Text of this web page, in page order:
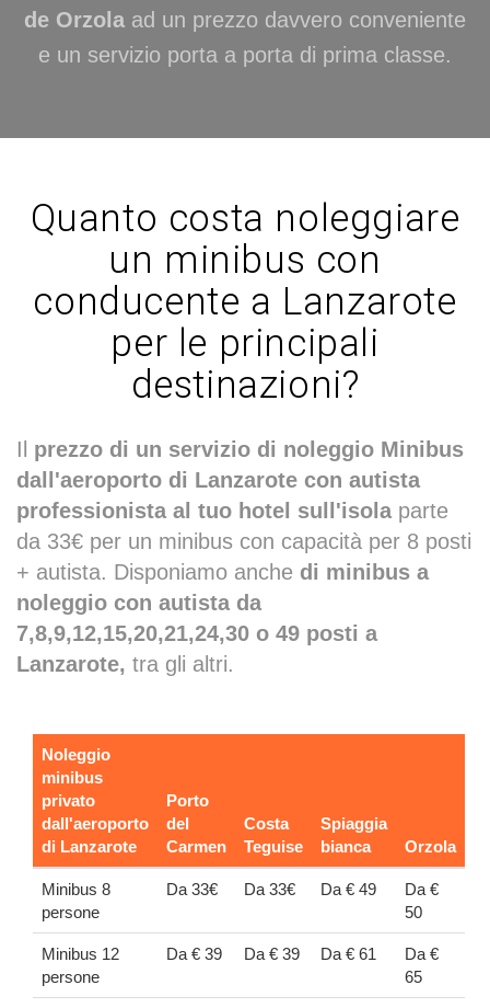
de Orzola ad un prezzo davvero conveniente
e un servizio porta a porta di prima classe.
Quanto costa noleggiare
un minibus con
conducente a Lanzarote
per le principali
destinazioni?
Il prezzo di un servizio di noleggio Minibus
dall'aeroporto di Lanzarote con autista
professionista al tuo hotel sull'isola parte
da 33€ per un minibus con capacità per 8 posti
+ autista. Disponiamo anche di minibus a
noleggio con autista da
7,8,9,12,15,20,21,24,30 o 49 posti a
Lanzarote, tra gli altri.
Noleggio
minibus
privato
dall'aeroporto
di Lanzarote
Porto
del
Carmen
Costa
Teguise
Spiaggia
bianca
Orzola
Minibus 8
persone
Da 33€ Da 33€ Da € 49
Da €
50
Minibus 12
persone
Da € 39 Da € 39 Da € 61
Da €
65